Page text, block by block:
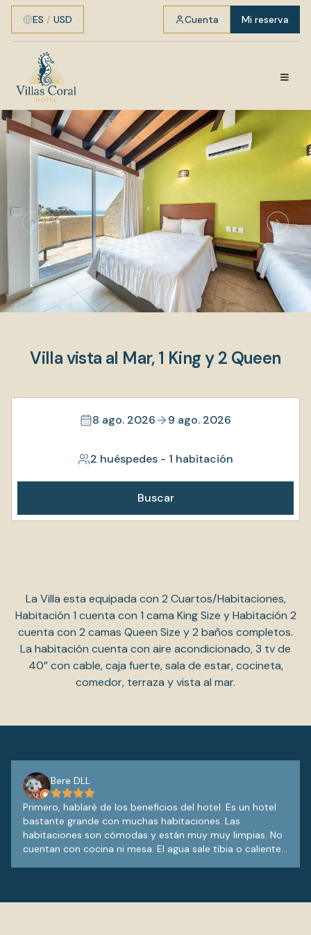
ES / USD Cuenta Mi reserva
Villa vista al Mar, 1 King y 2 Queen
8 ago. 2026 9 ago. 2026
2 huéspedes - 1 habitación
Buscar
La Villa esta equipada con 2 Cuartos/Habitaciones,
Habitación 1 cuenta con 1 cama King Size y Habitación 2
cuenta con 2 camas Queen Size y 2 baños completos.
La habitación cuenta con aire acondicionado, 3 tv de
40” con cable, caja fuerte, sala de estar, cocineta,
comedor, terraza y vista al mar.
Bere DLL
Primero, hablaré de los beneficios del hotel. Es un hotel
bastante grande con muchas habitaciones. Las
habitaciones son cómodas y están muy muy limpias. No
cuentan con cocina ni mesa. El agua sale tibia o caliente
cristalina. La alberca se puede ocupar hasta las 9 de la